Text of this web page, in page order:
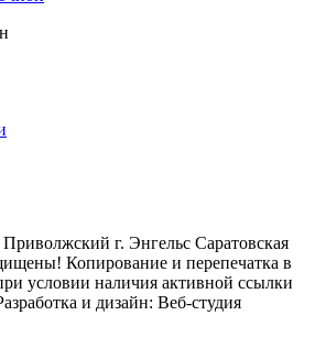
г. Энгельс Саратовская
Копирование и перепечатка в
условии наличия активной ссылки
и дизайн: Веб-студия